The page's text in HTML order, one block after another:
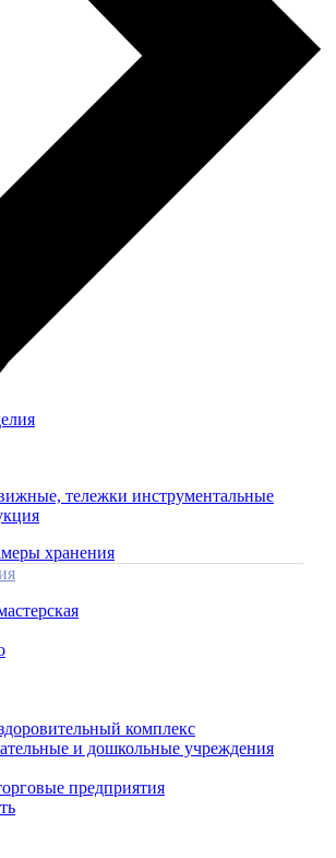
тележки инструментальные
хранения
комплекс
и дошкольные учреждения
предприятия